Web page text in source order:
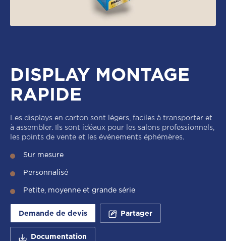
DISPLAY MONTAGE
RAPIDE
Les displays en carton sont légers, faciles à transporter et
à assembler. Ils sont idéaux pour les salons professionnels,
les points de vente et les événements éphémères.
Sur mesure
Personnalisé
Petite, moyenne et grande série
Demande de devis Partager
Documentation